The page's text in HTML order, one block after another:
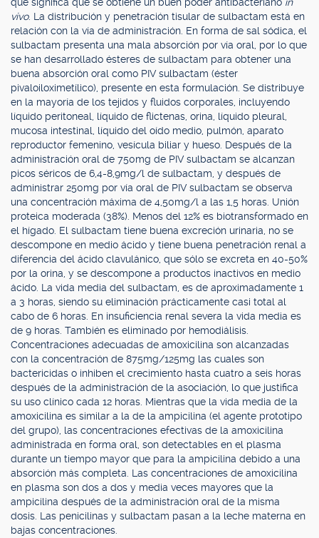
vivo. La distribución y penetración tisular de sulbactam está en
relación con la vía de administración. En forma de sal sódica, el
sulbactam presenta una mala absorción por vía oral, por lo que
se han desarrollado ésteres de sulbactam para obtener una
buena absorción oral como PIV sulbactam (éster
pivaloiloximetílico), presente en esta formulación. Se distribuye
en la mayoría de los tejidos y fluidos corporales, incluyendo
líquido peritoneal, líquido de flictenas, orina, líquido pleural,
mucosa intestinal, líquido del oído medio, pulmón, aparato
reproductor femenino, vesícula biliar y hueso. Después de la
administración oral de 750mg de PIV sulbactam se alcanzan
picos séricos de 6,4-8,9mg/l de sulbactam, y después de
administrar 250mg por vía oral de PIV sulbactam se observa
una concentración máxima de 4,50mg/l a las 1,5 horas. Unión
proteica moderada (38%). Menos del 12% es biotransformado en
el hígado. El sulbactam tiene buena excreción urinaria, no se
descompone en medio ácido y tiene buena penetración renal a
diferencia del ácido clavulánico, que sólo se excreta en 40-50%
por la orina, y se descompone a productos inactivos en medio
ácido. La vida media del sulbactam, es de aproximadamente 1
a 3 horas, siendo su eliminación prácticamente casi total al
cabo de 6 horas. En insuficiencia renal severa la vida media es
de 9 horas. También es eliminado por hemodiálisis.
Concentraciones adecuadas de amoxicilina son alcanzadas
con la concentración de 875mg/125mg las cuales son
bactericidas o inhiben el crecimiento hasta cuatro a seis horas
después de la administración de la asociación, lo que justifica
su uso clínico cada 12 horas. Mientras que la vida media de la
amoxicilina es similar a la de la ampicilina (el agente prototipo
del grupo), las concentraciones efectivas de la amoxicilina
administrada en forma oral, son detectables en el plasma
durante un tiempo mayor que para la ampicilina debido a una
absorción más completa. Las concentraciones de amoxicilina
en plasma son dos a dos y media veces mayores que la
ampicilina después de la administración oral de la misma
dosis. Las penicilinas y sulbactam pasan a la leche materna en
bajas concentraciones.